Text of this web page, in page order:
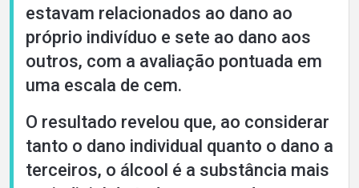
estavam relacionados ao dano ao
próprio indivíduo e sete ao dano aos
outros, com a avaliação pontuada em
uma escala de cem.
O resultado revelou que, ao considerar
tanto o dano individual quanto o dano a
terceiros, o álcool é a substância mais